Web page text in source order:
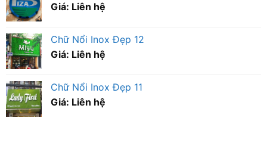
Giá: Liên hệ
Chữ Nổi Inox Đẹp 12
Giá: Liên hệ
Chữ Nổi Inox Đẹp 11
Giá: Liên hệ